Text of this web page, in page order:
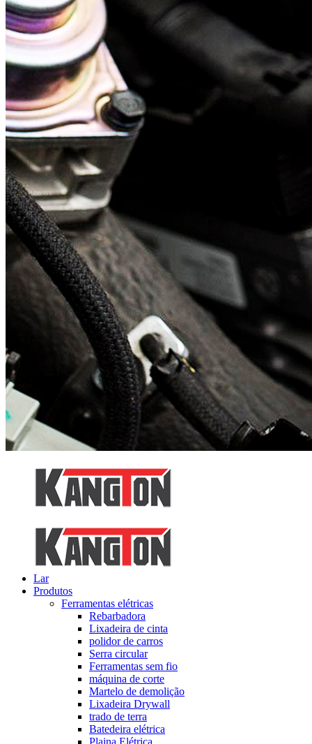
Lar
Produtos
Ferramentas elétricas
Rebarbadora
Lixadeira de cinta
polidor de carros
Serra circular
Ferramentas sem fio
máquina de corte
Martelo de demolição
Lixadeira Drywall
trado de terra
Batedeira elétrica
Plaina Elétrica